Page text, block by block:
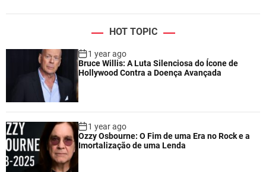
HOT TOPIC
1 year ago
Bruce Willis: A Luta Silenciosa do Ícone de
Hollywood Contra a Doença Avançada
1 year ago
Ozzy Osbourne: O Fim de uma Era no Rock e a
Imortalização de uma Lenda